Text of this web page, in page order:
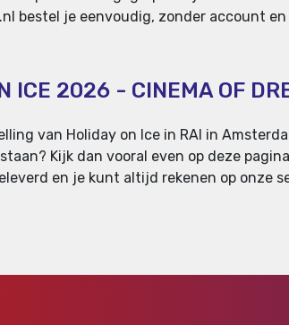
bestel je eenvoudig, zonder account
ICE 2026 - CINEMA OF
van Holiday on Ice in RAI in
Kijk dan vooral even op deze
en je kunt altijd rekenen op onze